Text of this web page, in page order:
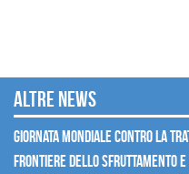
Altre news
GIORNATA MONDIALE CONTRO LA
FRONTIERE DELLO SFRUTTAMENTO